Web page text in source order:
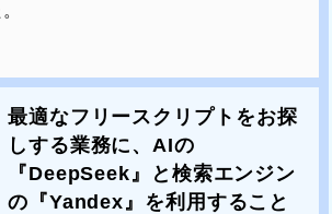
最適なフリースクリプトをお探
しする業務に、AIの
『DeepSeek』と検索エンジン
の『Yandex』を利用すること